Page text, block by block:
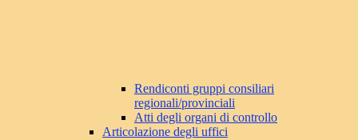
Rendiconti gruppi consiliari
regionali/provinciali
Atti degli organi di controllo
Articolazione degli uffici